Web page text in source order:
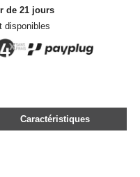
de 21 jours
disponibles
Caractéristiques